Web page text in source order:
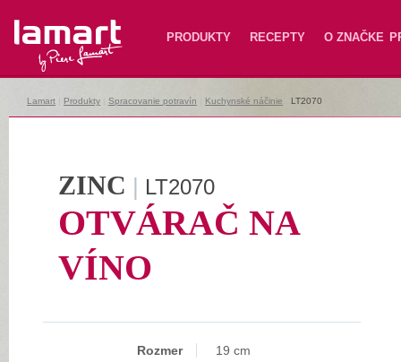
Lamart PRODUKTY RECEPTY O ZNAČKE
Lamart Produkty Spracovanie potravín Kuchynské náčinie LT2070
ZINC | LT2070
OTVÁRAČ NA
VÍNO
Rozmer
19 cm